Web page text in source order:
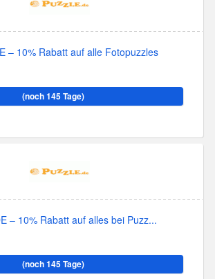
– 10% Rabatt auf alle Fotopuzzles
(noch 145 Tage)
– 10% Rabatt auf alles bei Puzz...
(noch 145 Tage)